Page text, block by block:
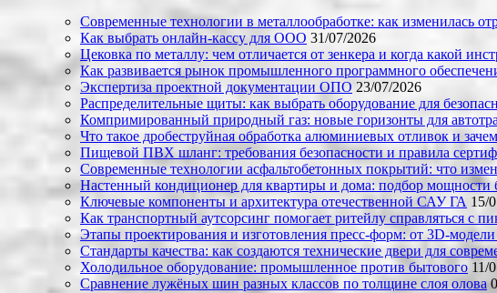
Современные технологии в металлообработке: как изменилась
Как выбрать онлайн-кассу для ООО 31/07/2026
Цековка по металлу: чем отличается от зенкера и когда какой
Как развивается рынок промышленного программного
Экспертиза проектной документации ОПО 23/07/2026
Распределительные щиты: как выбрать оборудование для
Компримированный природный газ: новые горизонты для
Что такое дробеструйная обработка алюминиевых отливок и
Пищевой ПВХ шланг: требования безопасности и правила
Современные технологии асфальтобетонных покрытий: что
Настенный кондиционер для квартиры и дома: подбор мощности
Ключевые компоненты и архитектура отечественной САУ ГА 15/
Как транспортный аутсорсинг помогает ритейлу справляться с
Этапы проектирования и изготовления пресс-форм: от 3D-
Стандарты качества: как создаются технические двери для
Холодильное оборудование: промышленное против бытового 11/
Сравнение лужёных шин разных классов по толщине слоя олова